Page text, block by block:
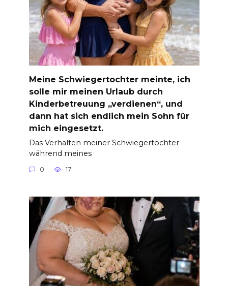
Meine Schwiegertochter meinte, ich
solle mir meinen Urlaub durch
Kinderbetreuung „verdienen“, und
dann hat sich endlich mein Sohn für
mich eingesetzt.
Das Verhalten meiner Schwiegertochter
während meines
0 17